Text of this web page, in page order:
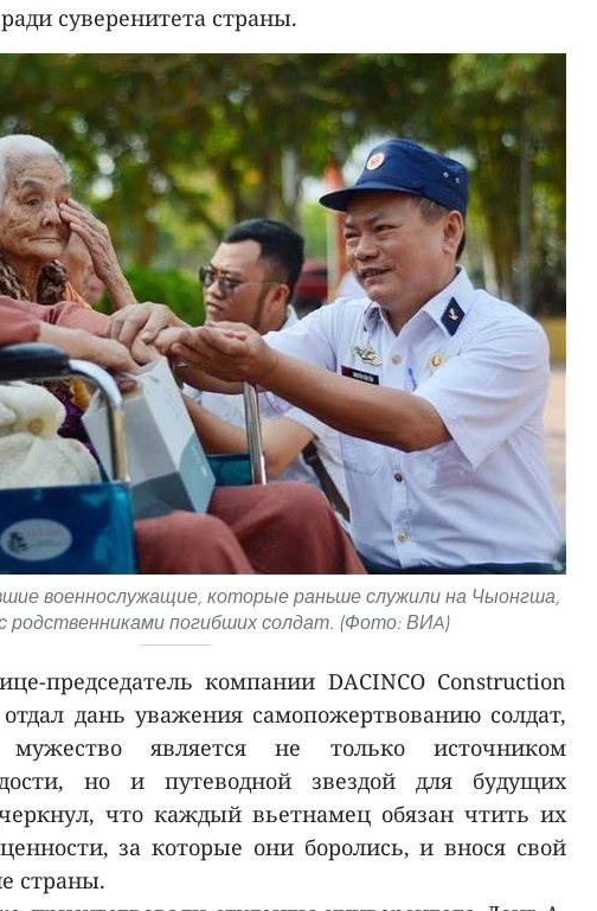
суверенитета страны.
военнослужащие, которые раньше служили на Чыонгша,
родственниками погибших солдат. (Фото: ВИA)
председатель компании DACINCO Construction
дань уважения самопожертвованию солдат,
является не только источником
но и путеводной звездой для будущих
что каждый вьетнамец обязан чтить их
за которые они боролись, и внося свой
страны.